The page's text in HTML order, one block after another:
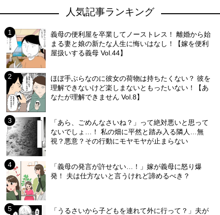
人気記事ランキング
義母の便利屋を卒業してノーストレス！ 離婚から始
まる妻と娘の新たな人生に悔いはなし！【嫁を便利
屋扱いする義母 Vol.44】
ほぼ手ぶらなのに彼女の荷物は持ちたくない？ 彼を
理解できないけど楽しまないともったいない！【あ
なたが理解できません Vol.8】
「あら、ごめんなさいね？」って絶対悪いと思って
ないでしょ…！ 私の畑に平然と踏み入る隣人…無
視？悪意？その行動にモヤモヤが止まらない
「義母の発言が許せない…！」嫁が義母に怒り爆
発！ 夫は仕方ないと言うけれど諦めるべき？
「うるさいから子どもを連れて外に行って？」夫が